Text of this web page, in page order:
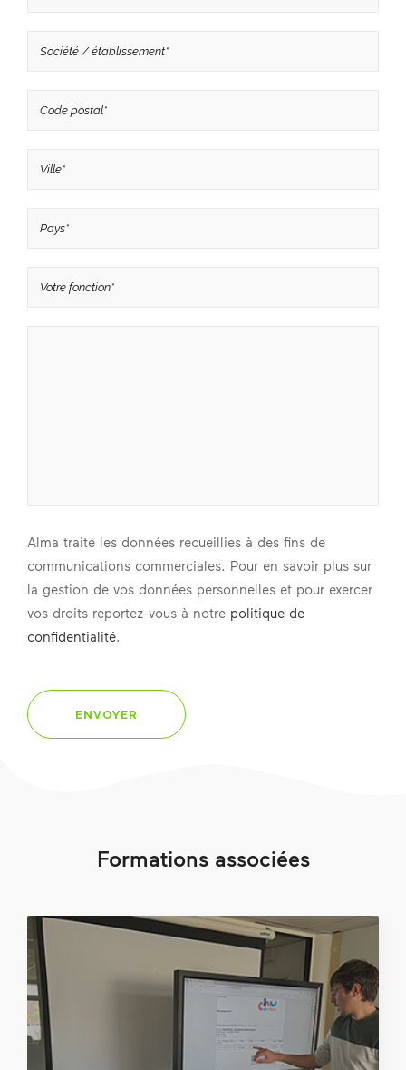
Alma traite les données recueillies à des fins de
communications commerciales. Pour en savoir plus sur
la gestion de vos données personnelles et pour exercer
vos droits reportez-vous à notre politique de
confidentialité.
Formations associées